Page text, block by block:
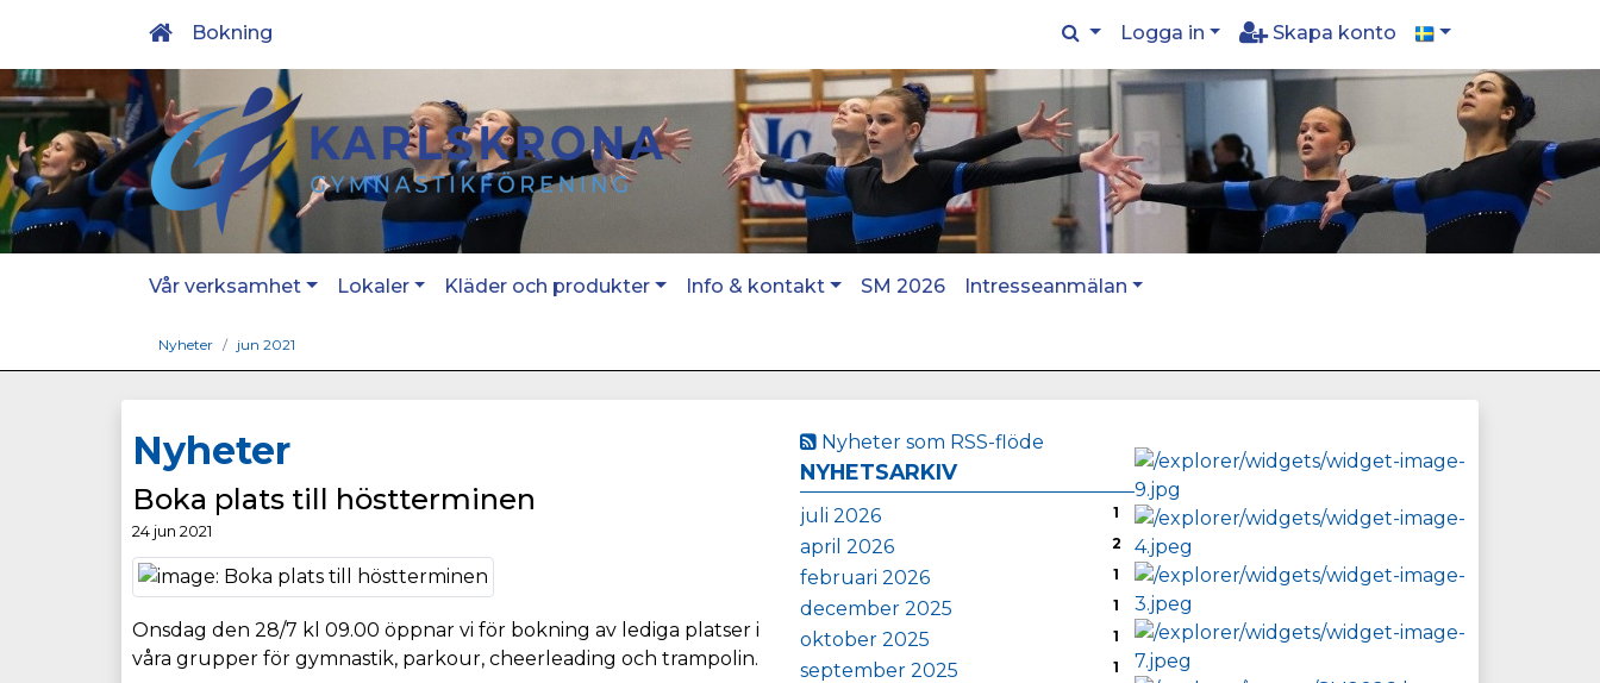
Bokning Logga in Skapa konto
Vår verksamhet Lokaler Kläder och produkter Info & kontakt SM 2026 Intresseanmälan
Nyheter jun 2021
Nyheter som RSS-flöde
NYHETSARKIV
juli 2026 1
april 2026 2
februari 2026 1
december 2025 1
oktober 2025 1
september 2025 1
Nyheter
Boka plats till höstterminen
24 jun 2021
Onsdag den 28/7 kl 09.00 öppnar vi för bokning av lediga platser i
våra grupper för gymnastik, parkour, cheerleading och trampolin.